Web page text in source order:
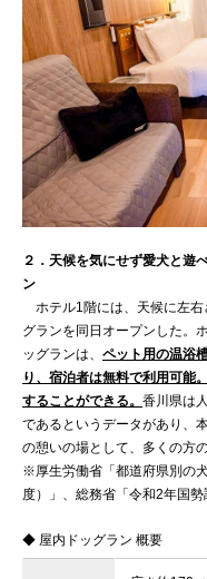
２．天候を気にせず愛犬と遊
ン
ホテル1階には、天候に左右
グランを同日オープンした。
ッグランは、 ペット用の温浴
り、宿泊者は無料で利用可能
することができる。 香川県は
であるというデータがあり、
の憩いの場として、多くの方
※厚生労働省「都道府県別の
度）」、総務省「令和2年国勢
◆ 屋内ドッグラン 概要